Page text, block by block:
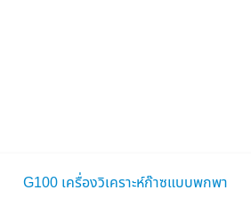
G100 เครื่องวิเคราะห์ก๊าซแบบพกพา